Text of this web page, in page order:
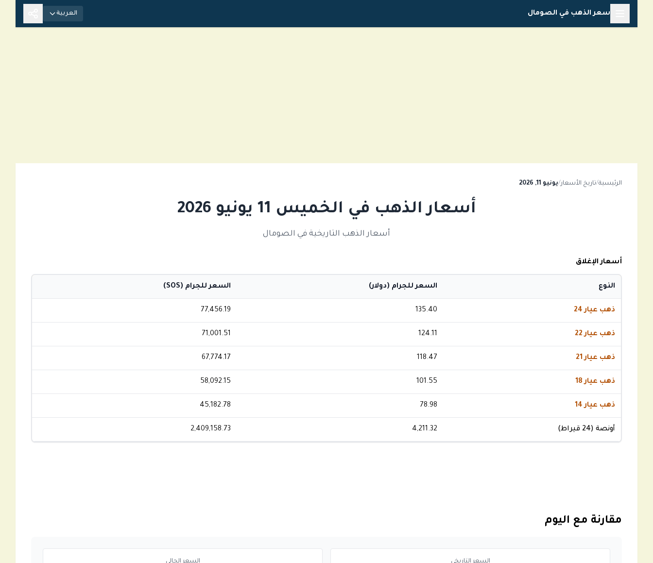
المحتوى
سعر الذهب في الصومال العربية
الرئيسية/تاريخ الأسعار/يونيو 11, 2026
أسعار الذهب في الخميس 11 يونيو 2026
أسعار الذهب التاريخية في الصومال
أسعار الإغلاق
النوع السعر للجرام (دولار) السعر للجرام (SOS)
ذهب عيار 24 135.40
77,456.19
ذهب عيار 22 124.11
71,001.51
ذهب عيار 21 118.47
67,774.17
ذهب عيار 18 101.55
58,092.15
ذهب عيار 14 78.98
45,182.78
أونصة (24 قيراط) 4,211.32
2,409,158.73
مقارنة مع اليوم
السعر التاريخي السعر الحالي